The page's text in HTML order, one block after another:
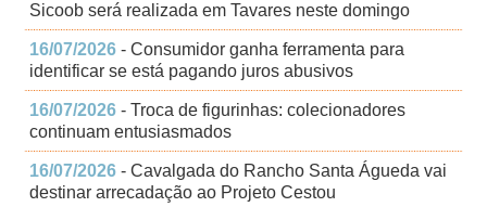
Sicoob será realizada em Tavares neste domingo
16/07/2026 - Consumidor ganha ferramenta para
identificar se está pagando juros abusivos
16/07/2026 - Troca de figurinhas: colecionadores
continuam entusiasmados
16/07/2026 - Cavalgada do Rancho Santa Águeda vai
destinar arrecadação ao Projeto Cestou